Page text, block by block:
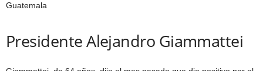
Guatemala
Presidente Alejandro Giammattei